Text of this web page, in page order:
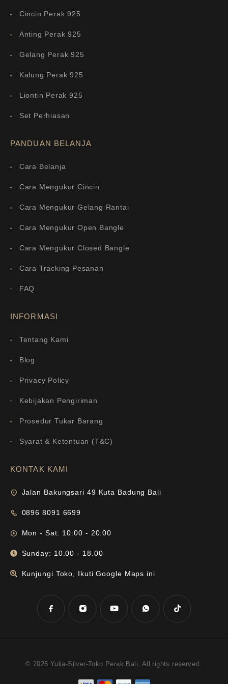
Cincin Perak 925
Anting Perak 925
Gelang Perak 925
Kalung Perak 925
Liontin Perak 925
Set Perhiasan
PANDUAN BELANJA
Cara Belanja
Cara Mengukur Cincin
Cara Mengukur Gelang Rantai
Cara Mengukur Open Bangle
Cara Mengukur Closed Bangle
Cara Tracking Pesanan
FAQ
INFORMASI
Tentang Kami
Blog
Privacy Policy
Kebijakan Pengiriman
Prosedur Tukar Barang
Syarat & Ketentuan (T&C)
KONTAK KAMI
Jalan Bakungsari 49 Kuta Badung Bali
0896 8091 6699
Mon - Sat: 10:00 - 20:00
Sunday: 10.00 - 18.00
Kunjungi Toko, Ikuti Google Maps ini
© 2025 Yulia-Silver-Toko Perak Bali. All rights reserved.